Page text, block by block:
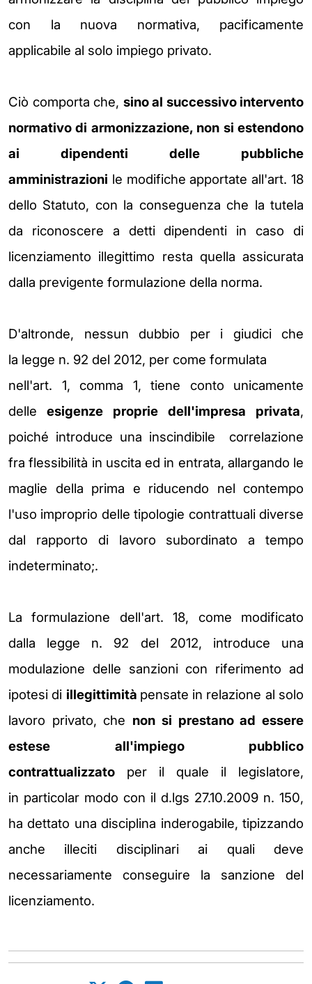
con la nuova normativa, pacificamente
applicabile al solo impiego privato.
Ciò comporta che, sino al successivo intervento
normativo di armonizzazione, non si estendono
ai dipendenti delle pubbliche
amministrazioni le modifiche apportateall'art. 18
dello Statuto, con la conseguenza che la tutela
da riconoscere a detti dipendenti in caso di
licenziamento illegittimo resta quella assicurata
dalla previgente formulazione della norma.
D'altronde, nessun dubbio per i giudici che
la legge n. 92 del 2012, per come formulata
nell'art. 1, comma 1, tiene conto unicamente
delle esigenze proprie dell'impresa privata,
poiché introduce una inscindibile correlazione
fra flessibilità in uscita ed in entrata, allargando le
maglie della prima e riducendo nel contempo
l'uso improprio delle tipologie contrattuali diverse
dal rapporto di lavoro subordinato a tempo
indeterminato;.
La formulazione dell'art. 18, come modificato
dalla legge n. 92 del 2012, introduce una
modulazione delle sanzioni con riferimento ad
ipotesi di illegittimità pensate in relazione al solo
lavoro privato, che non si prestano adessere
estese all'impiego pubblico
contrattualizzato per il quale il legislatore,
in particolar modo con il d.lgs 27.10.2009 n. 150,
ha dettato una disciplina inderogabile, tipizzando
anche illeciti disciplinari ai quali deve
necessariamente conseguire la sanzione del
licenziamento.